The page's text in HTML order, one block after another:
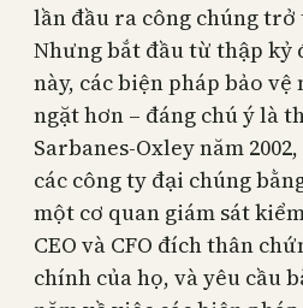
lần đầu ra công chúng
Nhưng bắt đầu từ thập kỷ
này, các biện pháp bảo
ngặt hơn – đáng chú ý là
Sarbanes-Oxley năm
các công ty đại chúng
một cơ quan giám sát
CEO và CFO đích thân
chính của họ, và yêu cầu